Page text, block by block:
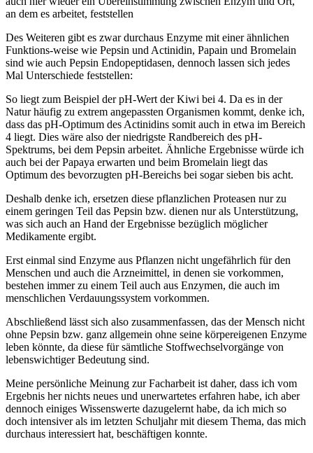
an dem es arbeitet, feststellen
Des Weiteren gibt es zwar durchaus Enzyme mit einer ähnlichen
Funktions-weise wie Pepsin und Actinidin, Papain und Bromelain
sind wie auch Pepsin Endopeptidasen, dennoch lassen sich jedes
Mal Unterschiede feststellen:
So liegt zum Beispiel der pH-Wert der Kiwi bei 4. Da es in der
Natur häufig zu extrem angepassten Organismen kommt, denke ich,
dass das pH-Optimum des Actinidins somit auch in etwa im Bereich
4 liegt. Dies wäre also der niedrigste Randbereich des pH-
Spektrums, bei dem Pepsin arbeitet. Ähnliche Ergebnisse würde ich
auch bei der Papaya erwarten und beim Bromelain liegt das
Optimum des bevorzugten pH-Bereichs bei sogar sieben bis acht.
Deshalb denke ich, ersetzen diese pflanzlichen Proteasen nur zu
einem geringen Teil das Pepsin bzw. dienen nur als Unterstützung,
was sich auch an Hand der Ergebnisse bezüglich möglicher
Medikamente ergibt.
Erst einmal sind Enzyme aus Pflanzen nicht ungefährlich für den
Menschen und auch die Arzneimittel, in denen sie vorkommen,
bestehen immer zu einem Teil auch aus Enzymen, die auch im
menschlichen Verdauungssystem vorkommen.
Abschließend lässt sich also zusammenfassen, das der Mensch nicht
ohne Pepsin bzw. ganz allgemein ohne seine körpereigenen Enzyme
leben könnte, da diese für sämtliche Stoffwechselvorgänge von
lebenswichtiger Bedeutung sind.
Meine persönliche Meinung zur Facharbeit ist daher, dass ich vom
Ergebnis her nichts neues und unerwartetes erfahren habe, ich aber
dennoch einiges Wissenswerte dazugelernt habe, da ich mich so
doch intensiver als im letzten Schuljahr mit diesem Thema, das mich
durchaus interessiert hat, beschäftigen konnte.